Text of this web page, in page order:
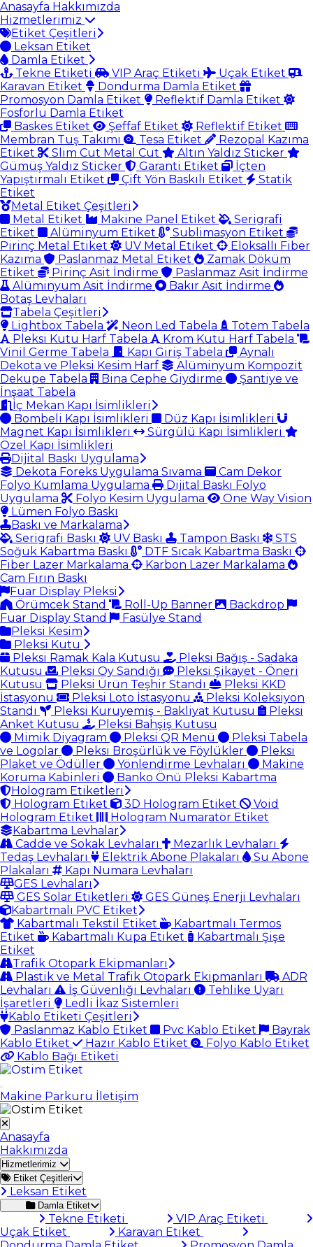
Anasayfa Hakkımızda
Hizmetlerimiz
Etiket Çeşitleri
Leksan Etiket
Damla Etiket
Tekne Etiketi
VIP Araç Etiketi
Uçak Etiket
Karavan Etiket
Dondurma Damla Etiket
Promosyon Damla Etiket
Reflektif Damla Etiket
Fosforlu Damla Etiket
Baskes Etiket
Şeffaf Etiket
Reflektif Etiket
Membran Tuş Takımı
Tesa Etiket
Rezopal Kazıma
Etiket
Slim Cut Metal Cut
Altın Yaldız Sticker
Gümüş Yaldız Sticker
Garanti Etiket
İçten
Yapıştırmalı Etiket
Çift Yön Baskılı Etiket
Statik
Etiket
Metal Etiket Çeşitleri
Metal Etiket
Makine Panel Etiket
Serigrafi
Etiket
Alüminyum Etiket
Sublimasyon Etiket
Pirinç Metal Etiket
UV Metal Etiket
Eloksallı Fiber
Kazıma
Paslanmaz Metal Etiket
Zamak Döküm
Etiket
Pirinç Asit İndirme
Paslanmaz Asit İndirme
Alüminyum Asit İndirme
Bakır Asit İndirme
Botaş Levhaları
Tabela Çeşitleri
Lightbox Tabela
Neon Led Tabela
Totem Tabela
Pleksi Kutu Harf Tabela
Krom Kutu Harf Tabela
Vinil Germe Tabela
Kapı Giriş Tabela
Aynalı
Dekota ve Pleksi Kesim Harf
Alüminyum Kompozit
Dekupe Tabela
Bina Cephe Giydirme
Şantiye ve
İnşaat Tabela
İç Mekan Kapı İsimlikleri
Bombeli Kapı İsimlikleri
Düz Kapı İsimlikleri
Magnet Kapı İsimlikleri
Sürgülü Kapı İsimlikleri
Özel Kapı İsimlikleri
Dijital Baskı Uygulama
Dekota Foreks Uygulama Sıvama
Cam Dekor
Folyo Kumlama Uygulama
Dijital Baskı Folyo
Uygulama
Folyo Kesim Uygulama
One Way Vision
Lümen Folyo Baskı
Baskı ve Markalama
Serigrafi Baskı
UV Baskı Tampon Baskı
STS
Soğuk Kabartma Baskı
DTF Sıcak Kabartma Baskı
Fiber Lazer Markalama
Karbon Lazer Markalama
Cam Fırın Baskı
Fuar Display Pleksi
Örümcek Stand
Roll-Up Banner
Backdrop
Fuar Display Stand
Fasülye Stand
Pleksi Kesim
Pleksi Kutu
Pleksi Ramak Kala Kutusu
Pleksi Bağış - Sadaka
Kutusu
Pleksi Oy Sandığı
Pleksi Şikayet - Öneri
Kutusu
Pleksi Ürün Teşhir Standı
Pleksi KKD
İstasyonu
Pleksi Loto İstasyonu
Pleksi Koleksiyon
Standı
Pleksi Kuruyemiş - Bakliyat Kutusu
Pleksi
Anket Kutusu
Pleksi Bahşiş Kutusu
Mimik Diyagram
Pleksi QR Menü
Pleksi Tabela
ve Logolar
Pleksi Broşürlük ve Föylükler
Pleksi
Plaket ve Ödüller
Yönlendirme Levhaları
Makine
Koruma Kabinleri
Banko Önü Pleksi Kabartma
Hologram Etiketleri
Hologram Etiket
3D Hologram Etiket
Void
Hologram Etiket
Hologram Numaratör Etiket
Kabartma Levhalar
Cadde ve Sokak Levhaları
Mezarlık Levhaları
Tedaş Levhaları
Elektrik Abone Plakaları
Su Abone
Plakaları
Kapı Numara Levhaları
GES Levhaları
GES Solar Etiketleri
GES Güneş Enerji Levhaları
Kabartmalı PVC Etiket
Kabartmalı Tekstil Etiket
Kabartmalı Termos
Etiket
Kabartmalı Kupa Etiket
Kabartmalı Şişe
Etiket
Trafik Otopark Ekipmanları
Plastik ve Metal Trafik Otopark Ekipmanları
ADR
Levhaları
İş Güvenliği Levhaları
Tehlike Uyarı
İşaretleri
Ledli İkaz Sistemleri
Kablo Etiketi Çeşitleri
Paslanmaz Kablo Etiket
Pvc Kablo Etiket
Bayrak
Kablo Etiket
Hazır Kablo Etiket
Folyo Kablo Etiket
Kablo Bağı Etiketi
Makine Parkuru İletişim
Anasayfa
Hakkımızda
Hizmetlerimiz
Etiket Çeşitleri
Leksan Etiket
Damla Etiket
Tekne Etiketi
VIP Araç Etiketi
Uçak Etiket
Karavan Etiket